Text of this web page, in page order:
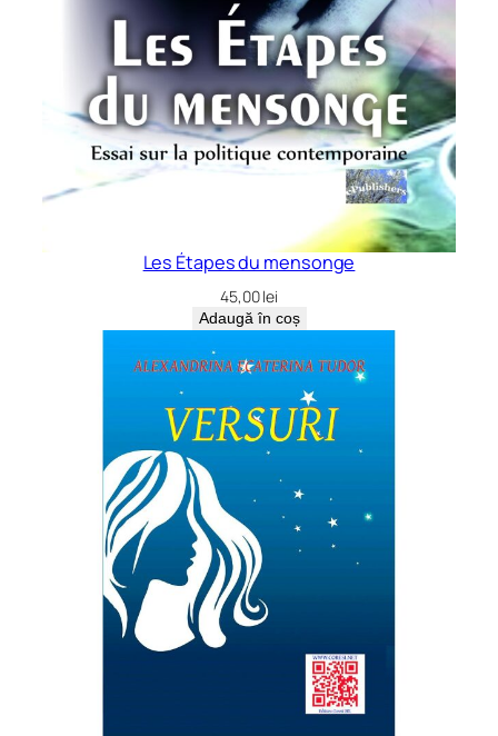
Les Étapes du mensonge
45,00lei
Adaugă în coș